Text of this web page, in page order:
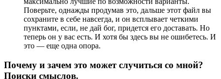
Поверьте, однажды продумав это, дальше этот файл вы
сохраните в себе навсегда, и он всплывает четкими
пунктами, если, не дай бог, придется его доставать. Но
теперь он у вас есть. И хотя бы здесь вы не ошибетесь. И
это — еще одна опора.
Почему и зачем это может случиться со мной?
Поиски смыслов.